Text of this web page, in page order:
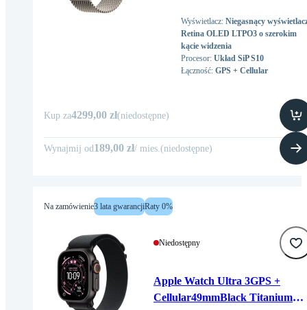
Milanese Loop - Large
Wyświetlacz: Niegasnący
Retina OLED LTPO3 o szerokim
kącie widzenia
Procesor: Układ SiP S10
Łączność: GPS + Cellular
Kup za4299,00 zł(niedostępne)
Wynajmij od 189,00 zł/ mies (niedostępne)
Na zamówienie3 lata gwarancjiRaty 0%
Niedostępny
Apple Watch Ultra 3GPS +
Cellular49mmBlack Titanium